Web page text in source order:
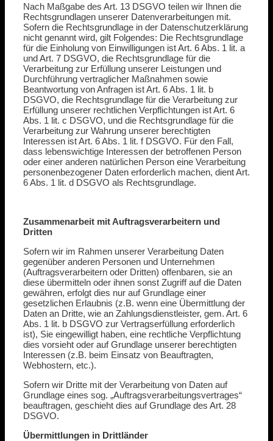
Nach Maßgabe des Art. 13 DSGVO teilen wir Ihnen die
Rechtsgrundlagen unserer Datenverarbeitungen mit.
Sofern die Rechtsgrundlage in der Datenschutzerklärung
nicht genannt wird, gilt Folgendes: Die Rechtsgrundlage
für die Einholung von Einwilligungen ist Art. 6 Abs. 1 lit. a
und Art. 7 DSGVO, die Rechtsgrundlage für die
Verarbeitung zur Erfüllung unserer Leistungen und
Durchführung vertraglicher Maßnahmen sowie
Beantwortung von Anfragen ist Art. 6 Abs. 1 lit. b
DSGVO, die Rechtsgrundlage für die Verarbeitung zur
Erfüllung unserer rechtlichen Verpflichtungen ist Art. 6
Abs. 1 lit. c DSGVO, und die Rechtsgrundlage für die
Verarbeitung zur Wahrung unserer berechtigten
Interessen ist Art. 6 Abs. 1 lit. f DSGVO. Für den Fall,
dass lebenswichtige Interessen der betroffenen Person
oder einer anderen natürlichen Person eine Verarbeitung
personenbezogener Daten erforderlich machen, dient Art.
6 Abs. 1 lit. d DSGVO als Rechtsgrundlage.
Zusammenarbeit mit Auftragsverarbeitern und
Dritten
Sofern wir im Rahmen unserer Verarbeitung Daten
gegenüber anderen Personen und Unternehmen
(Auftragsverarbeitern oder Dritten) offenbaren, sie an
diese übermitteln oder ihnen sonst Zugriff auf die Daten
gewähren, erfolgt dies nur auf Grundlage einer
gesetzlichen Erlaubnis (z.B. wenn eine Übermittlung der
Daten an Dritte, wie an Zahlungsdienstleister, gem. Art. 6
Abs. 1 lit. b DSGVO zur Vertragserfüllung erforderlich
ist), Sie eingewilligt haben, eine rechtliche Verpflichtung
dies vorsieht oder auf Grundlage unserer berechtigten
Interessen (z.B. beim Einsatz von Beauftragten,
Webhostern, etc.).
Sofern wir Dritte mit der Verarbeitung von Daten auf
Grundlage eines sog. „Auftragsverarbeitungsvertrages“
beauftragen, geschieht dies auf Grundlage des Art. 28
DSGVO.
Übermittlungen in Drittländer